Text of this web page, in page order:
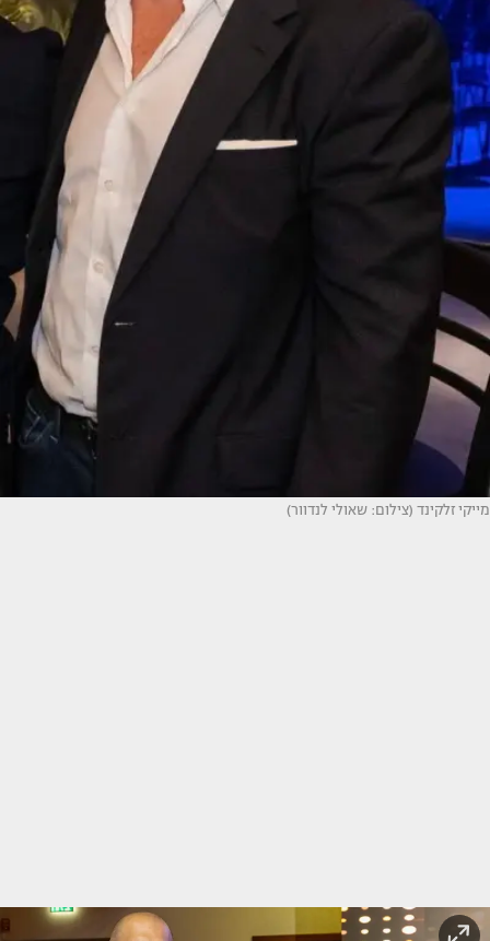
מייקי זלקינד (צילום: שאולי לנדוור)